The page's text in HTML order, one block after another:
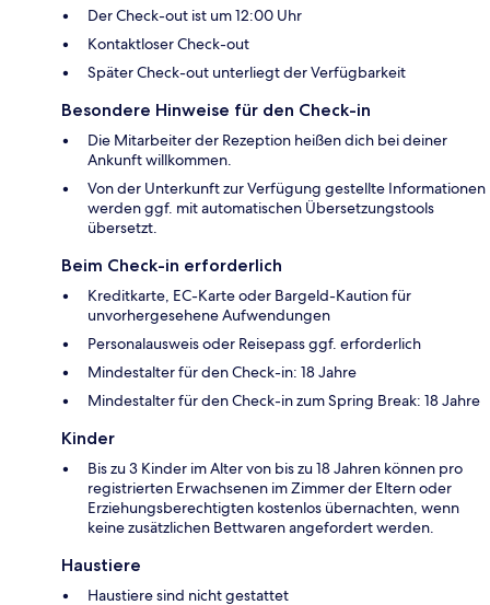
Der Check-out ist um 12:00 Uhr
Kontaktloser Check-out
Später Check-out unterliegt der Verfügbarkeit
Besondere Hinweise für den Check-in
Die Mitarbeiter der Rezeption heißen dich bei deiner
Ankunft willkommen.
Von der Unterkunft zur Verfügung gestellte Informationen
werden ggf. mit automatischen Übersetzungstools
übersetzt.
Beim Check-in erforderlich
Kreditkarte, EC-Karte oder Bargeld-Kaution für
unvorhergesehene Aufwendungen
Personalausweis oder Reisepass ggf. erforderlich
Mindestalter für den Check-in: 18 Jahre
Mindestalter für den Check-in zum Spring Break: 18 Jahre
Kinder
Bis zu 3 Kinder im Alter von bis zu 18 Jahren können pro
registrierten Erwachsenen im Zimmer der Eltern oder
Erziehungsberechtigten kostenlos übernachten, wenn
keine zusätzlichen Bettwaren angefordert werden.
Haustiere
Haustiere sind nicht gestattet